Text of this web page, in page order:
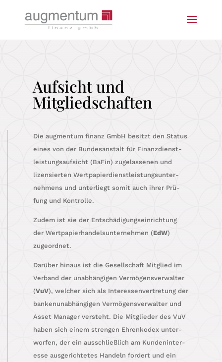
Aufsicht und
Mitgliedschaften
Die aug­mentum finanz GmbH besitzt den Sta­tus
eines von der Bun­des­an­stalt für Finanz­dienst­
leis­tungs­auf­sicht (BaFin) zuge­las­se­nen und
lizen­sier­ten Wert­pa­pier­dienst­leis­tungs­un­ter­
neh­mens und unter­liegt somit auch ihrer Prü­
fung und Kontrolle.
Zudem ist sie der Ent­schä­di­gungs­ein­rich­tung
der Wert­pa­pier­han­dels­un­ter­neh­men (EdW)
zuge­ord­net.
Dar­über hin­aus ist die Gesell­schaft Mit­glied im
Ver­band der unab­hän­gi­gen Ver­mö­gens­ver­wal­ter
(VuV), wel­cher sich als Inter­es­sen­ver­tre­tung der
ban­ken­un­ab­hän­gi­gen Ver­mö­gens­ver­wal­ter und
Asset Mana­ger ver­steht. Die Mit­glie­der des VuV
haben sich einem stren­gen Ehren­ko­dex unter­
wor­fen, der ein aus­schließ­lich am Kun­den­in­ter­
es­se aus­ge­rich­te­tes Han­deln for­dert und ein